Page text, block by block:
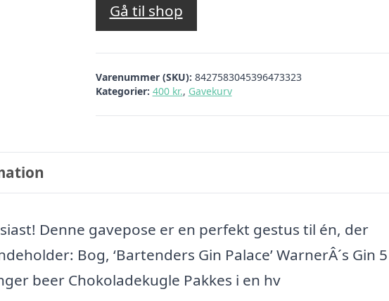
Gå til shop
Varenummer (SKU): 8427583045396473323
Kategorier: 400 kr., Gavekurv
Denne gavepose er en perfekt gestus til én, der
Bog, ‘Bartenders Gin Palace’ WarnerÂ´s Gin 5
beer Chokoladekugle Pakkes i en hv